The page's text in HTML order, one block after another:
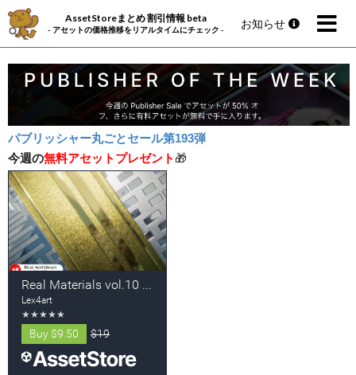
AssetStoreまとめ 割引情報 beta
- アセットの価格推移をリアルタイムにチェック - お知らせ
パブリッシャー丸ごとセール第193弾
今週の無料アセットプレゼント 🎁